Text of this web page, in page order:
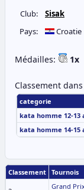
Club:
Sisak
Pays:
Croatie
Médailles: 1x
Classement
categorie
kata homme 12-13
kata homme 14-15
Classement Tournois
Grand